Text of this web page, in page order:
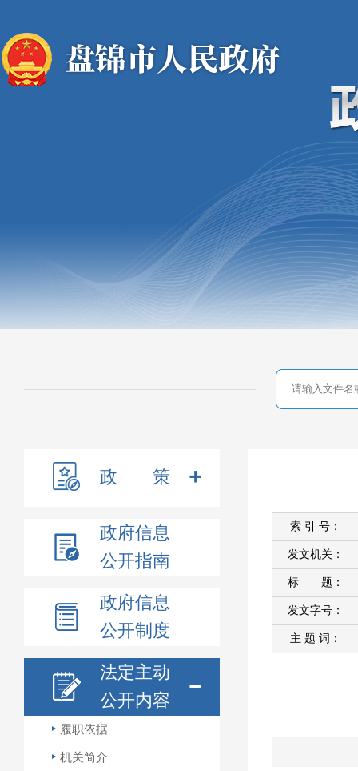
政 策
政府信息
公开指南
政府信息
公开制度
法定主动
公开内容
履职依据
机关简介
索 引 号：
发文机关：
标 题：
发文字号：
主 题 词：